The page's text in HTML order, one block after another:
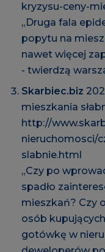
kryzysu-ceny-
„Druga fala
popytu na
nawet więcej
- twierdzą
Skarbiec.biz
mieszkania
http://
nieruchomosci/
slabnie.html
„Czy po
spadło
mieszkań? Czy
osób
gotówkę w